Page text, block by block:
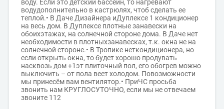
воду. Если это детский бассейн, то нагревают
водудополнительно в кастрюлях, чтоб сделать ее
теплой.• В Даче Дизайнера иДуплексе 1 кондиционер
на весь дом. В Дуплексе плотные занавески на
обоихэтажах, на солнечной стороне дома. В Даче нет
необходимости в плотныхзанавесках, т.к. окна не на
солнечной стороне.• В Тропике неткондиционера, но
если открыть окна, то будет хорошо продувать
насквозь дом +1эт плиточный пол, его обогрев можно
выключить – от пола веет холодом. Повозможности
мы принесём вам вентилятор.• ПриЧС просьба
звонить нам КРУГЛОСУТОЧНО, если мы не отвечаем
звоните 112